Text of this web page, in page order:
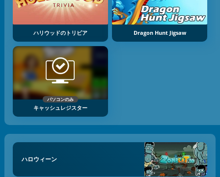
ハリウッドのトリビア Dragon Hunt Jigsaw
パソコンのみ
キャッシュレジスター
ハロウィーン